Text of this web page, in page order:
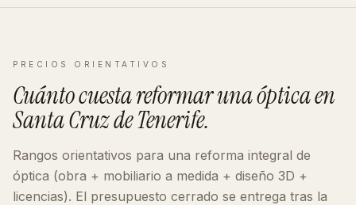
PRECIOS ORIENTATIVOS
Cuánto cuesta reformaruna ópticaen
Santa Cruz de Tenerife.
Rangos orientativos para una reforma integral de
óptica (obra + mobiliario a medida + diseño 3D +
licencias). El presupuesto cerrado se entrega tras la